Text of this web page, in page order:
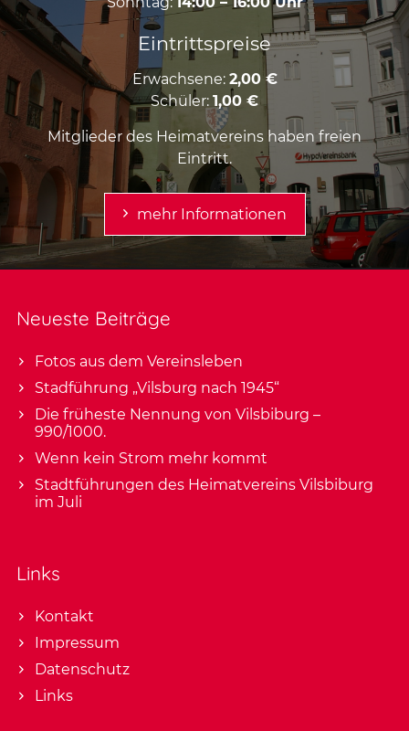
Eintrittspreise
Erwachsene: 2,00 €
Schüler: 1,00 €
Mitglieder des Heimatvereins haben freien
Eintritt.
mehr Informationen
Neueste Beiträge
Fotos aus dem Vereinsleben
Stadführung „Vilsburg nach 1945“
Die früheste Nennung von Vilsbiburg –
990/1000.
Wenn kein Strom mehr kommt
Stadtführungen des Heimatvereins Vilsbiburg
im Juli
Links
Kontakt
Impressum
Datenschutz
Links